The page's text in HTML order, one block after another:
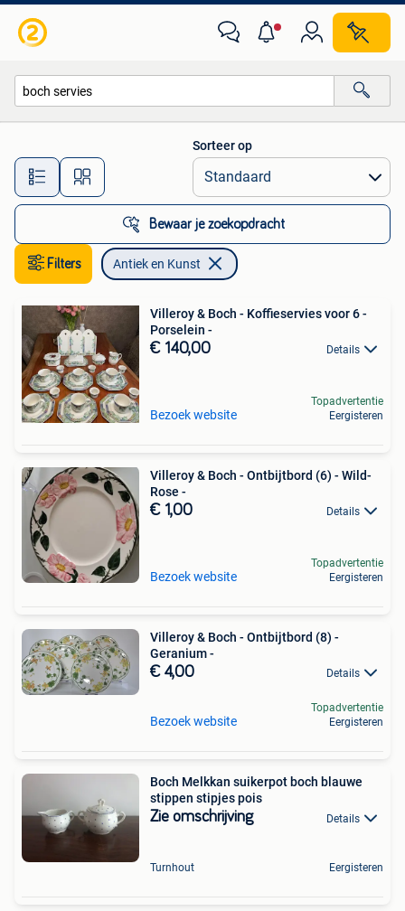
Alle afstanden…
Sorteer op
Bewaar je zoekopdracht
Filters Antiek en Kunst
Villeroy & Boch - Koffieservies voor 6 -
Porselein -
€ 140,00 Details
Bezoek website
Topadvertentie
Eergisteren
Villeroy & Boch - Ontbijtbord (6) - Wild-
Rose -
€ 1,00 Details
Bezoek website
Topadvertentie
Eergisteren
Villeroy & Boch - Ontbijtbord (8) -
Geranium -
€ 4,00 Details
Bezoek website
Topadvertentie
Eergisteren
Boch Melkkan suikerpot boch blauwe
stippen stipjes pois
Zie omschrijving Details
Turnhout Eergisteren